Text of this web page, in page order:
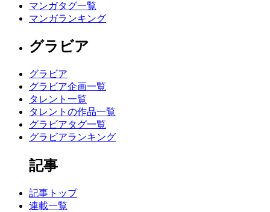
マンガタグ一覧
マンガランキング
グラビア
グラビア
グラビア企画一覧
タレント一覧
タレントの作品一覧
グラビアタグ一覧
グラビアランキング
記事
記事トップ
連載一覧